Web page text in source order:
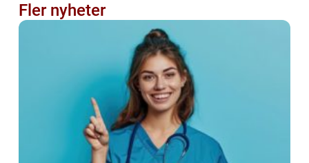
Fler nyheter